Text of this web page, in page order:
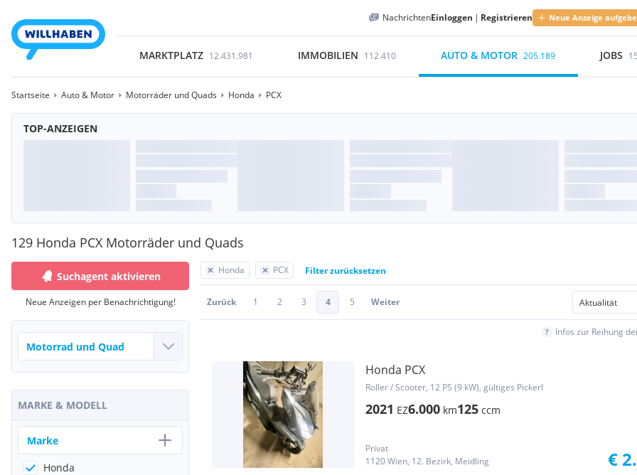
NachrichtenEinloggen | Registrieren Neue Anzeige
MARKTPLATZ 12.431.981 IMMOBILIEN 112.410 AUTO & MOTOR 205.189 JOBS
Startseite Auto & Motor Motorräder und Quads Honda PCX
TOP-ANZEIGEN
129 Honda PCX Motorräder und Quads
Honda PCX Filter zurücksetzen
Zurück 1 2 3 4 5 Weiter
Infos zur Reihung
Honda PCX
Roller / Scooter, 12 PS (9 kW), gültiges Pickerl
2021 EZ6.000 km125 ccm
Privat
1120 Wien, 12. Bezirk, Meidling
€
Suchagent aktivieren
Neue Anzeigen per Benachrichtigung!
MARKE & MODELL
Marke
Honda